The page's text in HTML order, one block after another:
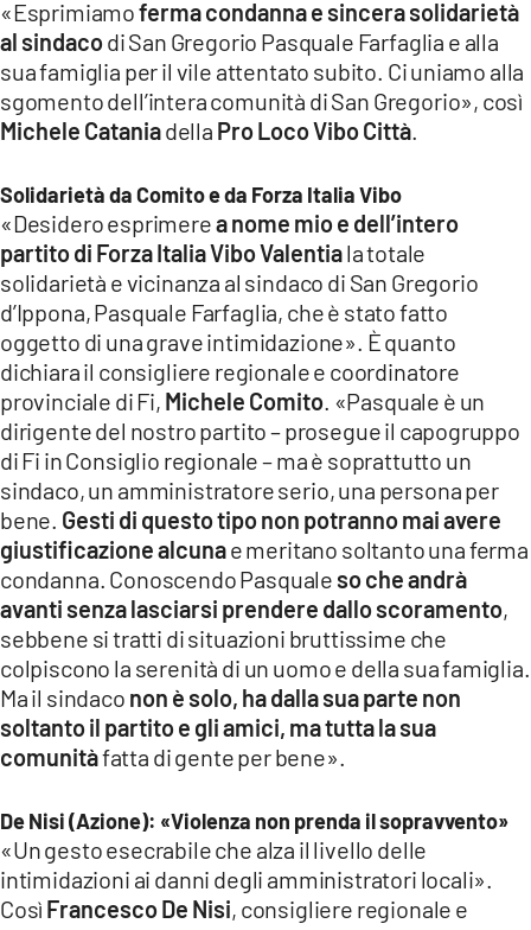
«Esprimiamoferma condanna e sincera solidarietà
al sindacodi San Gregorio Pasquale Farfaglia e alla
sua famiglia per il vile attentato subito. Ci uniamo alla
sgomento dell’intera comunità di San Gregorio», così
Michele Cataniadella Pro Loco Vibo Città.
Solidarietà da Comito e da Forza Italia Vibo
«Desidero esprimerea nome mio e dell’intero
partito di Forza Italia Vibo Valentiala totale
solidarietà e vicinanza al sindaco di San Gregorio
d’Ippona, Pasquale Farfaglia, che è stato fatto
oggetto di una grave intimidazione». È quanto
dichiara il consigliere regionale e coordinatore
provinciale di Fi, Michele Comito. «Pasquale è un
dirigente del nostro partito – prosegue il capogruppo
di Fi in Consiglio regionale – ma è soprattutto un
sindaco, un amministratore serio, una persona per
bene. Gesti di questo tipo non potranno mai avere
giustificazione alcunae meritano soltanto una ferma
condanna. Conoscendo Pasquale so che andrà
avanti senza lasciarsi prendere dallo scoramento,
sebbene si tratti di situazioni bruttissime che
colpiscono la serenità di un uomo e della sua famiglia.
Ma il sindaco non è solo, ha dalla sua parte non
soltanto il partito e gli amici, ma tutta la sua
comunitàfatta di gente per bene».
De Nisi (Azione): «Violenza non prenda il sopravvento»
«Un gesto esecrabile che alza il livello delle
intimidazioni ai danni degli amministratori locali».
Così Francesco De Nisi, consigliere regionale e